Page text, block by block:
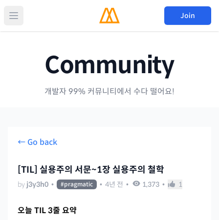
Join
Community
개발자 99% 커뮤니티에서 수다 떨어요!
← Go back
[TIL] 실용주의 서문~1장 실용주의 철학
by j3y3h0 • #pragmatic • 4년 전 • 1,373 • 1
오늘 TIL 3줄 요약